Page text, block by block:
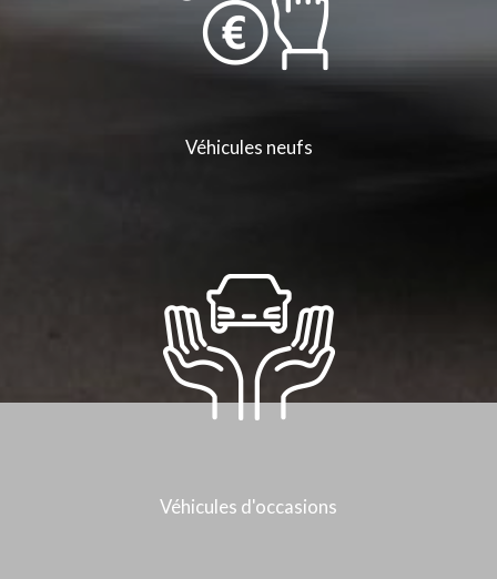
Véhicules neufs
Véhicules d'occasions